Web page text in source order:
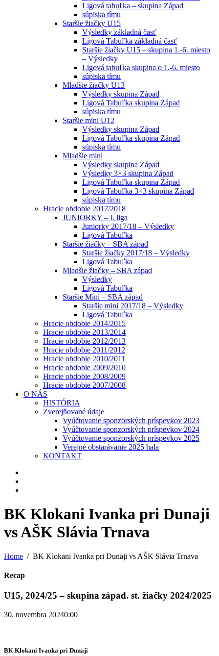
Ligová tabuľka – skupina Západ
súpiska tímu
Staršie žiačky U15
Výsledky základná časť
Ligová Tabuľka základná časť
Staršie žiačky U15 – skupina 1.-6. miesto
– Výsledky
Ligová tabuľka skupina o 1.-6. miesto
súpiska tímu
Mladšie žiačky U13
Výsledky skupina Západ
Ligová Tabuľka skupina Západ
súpiska tímu
Staršie mini U12
Výsledky skupina Západ
Ligová Tabuľka skupina Západ
súpiska tímu
Mladšie mini
Výsledky skupina Západ
Výsledky 3×3 skupina Západ
Ligová Tabuľka skupina Západ
Ligová Tabuľka 3×3 skupina Západ
súpiska tímu
Hracie obdobie 2017/2018
JUNIORKY – I. liga
Juniorky 2017/18 – Výsledky
Ligová Tabuľka
Staršie žiačky – SBA západ
Staršie žiačky 2017/18 – Výsledky
Ligová Tabuľka
Mladšie žiačky – SBA západ
Výsledky
Ligová Tabuľka
Staršie Mini – SBA západ
Staršie mini 2017/18 – Výsledky
Ligová Tabuľka
Hracie obdobie 2014/2015
Hracie obdobie 2013/2014
Hracie obdobie 2012/2013
Hracie obdobie 2011/2012
Hracie obdobie 2010/2011
Hracie obdobie 2009/2010
Hracie obdobie 2008/2009
Hracie obdobie 2007/2008
O NÁS
HISTÓRIA
Zverejňované údaje
Vyúčtovanie sponzorských príspevkov 2023
Vyúčtovanie sponzorských príspevkov 2024
Vyúčtovanie sponzorských príspevkov 2025
Verejné obstarávanie 2025 hala
KONTAKT
BK Klokani Ivanka pri Dunaji
vs AŠK Slávia Trnava
Home BK Klokani Ivanka pri Dunaji vs AŠK Slávia Trnava
Recap
U15, 2024/25 – skupina západ. st. žiačky 2024/2025
30. novembra 20240:00
BK Klokani Ivanka pri Dunaji